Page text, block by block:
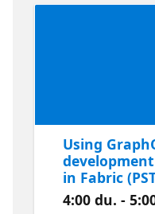
this series
Using
in Fabric
4:00 du. -